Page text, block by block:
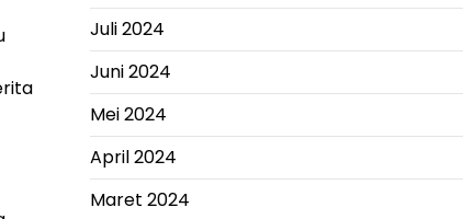
Juli 2024
Juni 2024
Mei 2024
April 2024
Maret 2024